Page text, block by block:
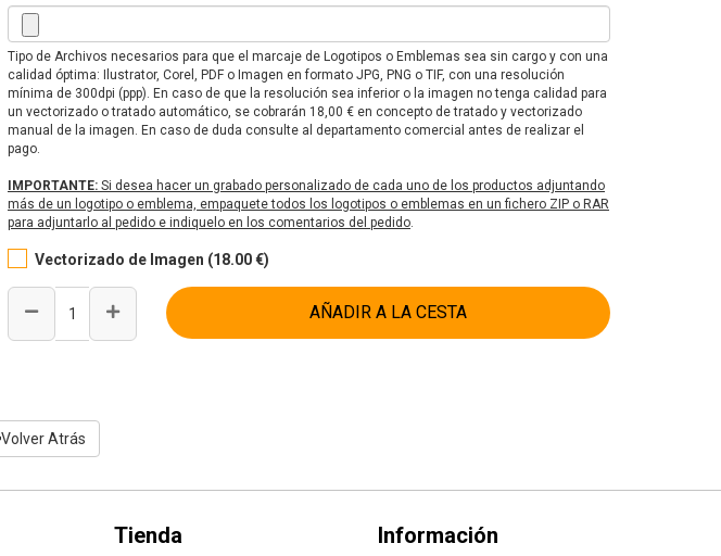
Tipo de Archivos necesarios para que el marcaje de Logotipos o Emblemas sea sin cargo y con una
calidad óptima: Ilustrator, Corel, PDF o Imagen en formato JPG, PNG o TIF, con una resolución
mínima de 300dpi (ppp). En caso de que la resolución sea inferior o la imagen no tenga calidad para
un vectorizado o tratado automático, se cobrarán 18,00 € en concepto de tratado y vectorizado
manual de la imagen. En caso de duda consulte al departamento comercial antes de realizar el
pago.
IMPORTANTE: Si desea hacer un grabado personalizado de cada uno de los productos adjuntando
más de un logotipo o emblema, empaquete todos los logotipos o emblemas en un fichero ZIP o RAR
para adjuntarlo al pedido e indiquelo en los comentarios del pedido.
Vectorizado de Imagen (18.00 €)
AÑADIR A LA CESTA
Volver Atrás
Tienda Información